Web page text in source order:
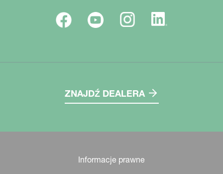
ZNAJDŹ DEALERA
Informacje prawne